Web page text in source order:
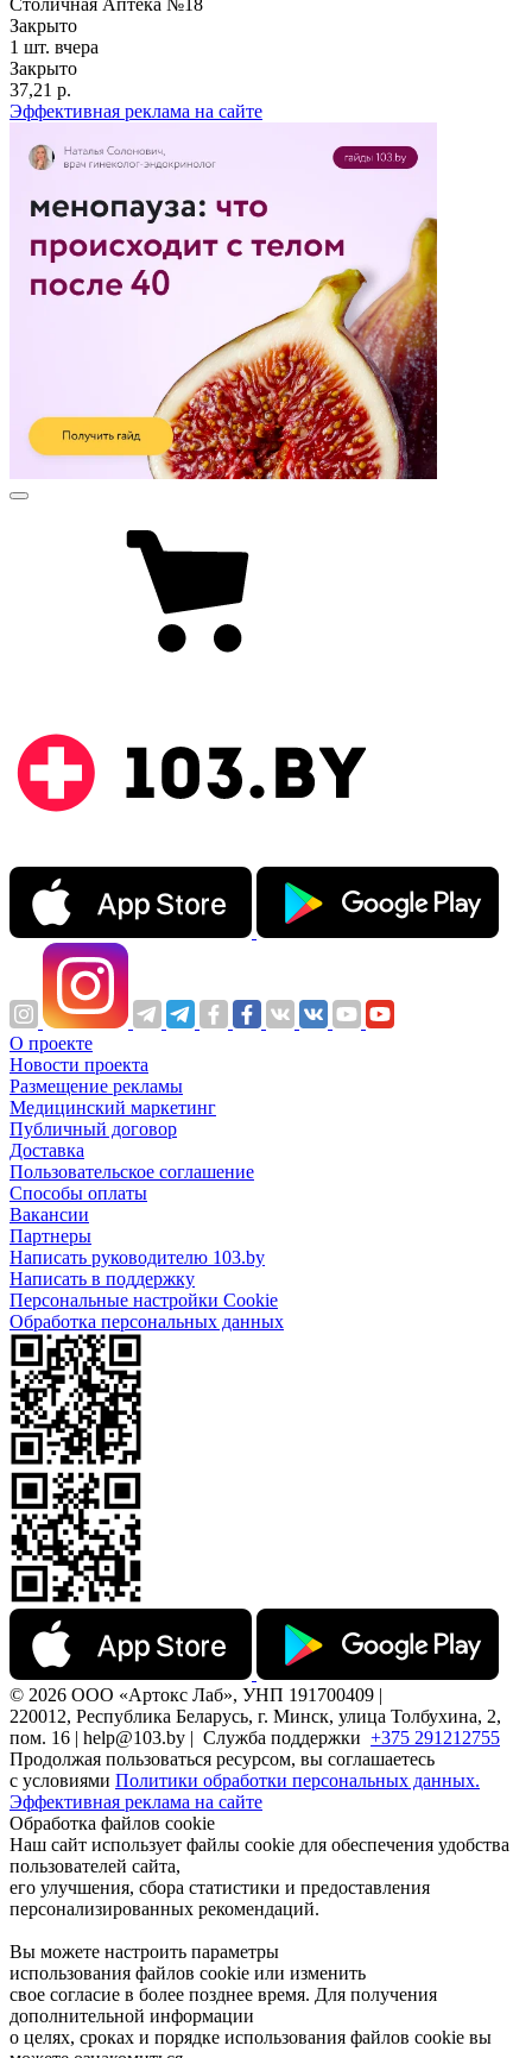
Закрыто
1 шт. вчера
Закрыто
37,21 р.
Эффективная реклама на сайте
О проекте
Новости проекта
Размещение рекламы
Медицинский маркетинг
Публичный договор
Доставка
Пользовательское соглашение
Способы оплаты
Вакансии
Партнеры
Написать руководителю 103.by
Написать в поддержку
Персональные настройки Cookie
Обработка персональных данных
© 2026 ООО «Артокс Лаб», УНП 191700409 |
220012, Республика Беларусь, г. Минск, улица Толбухина, 2,
пом. 16 | help@103.by | Служба поддержки +375 291212755
Продолжая пользоваться ресурсом, вы соглашаетесь
с условиями Политики обработки персональных данных.
Эффективная реклама на сайте
Обработка файлов cookie
Наш сайт использует файлы cookie для обеспечения удобства
пользователей сайта,
его улучшения, сбора статистики и предоставления
персонализированных рекомендаций.
Вы можете настроить параметры
использования файлов cookie или изменить
свое согласие в более позднее время. Для получения
дополнительной информации
о целях, сроках и порядке использования файлов cookie вы